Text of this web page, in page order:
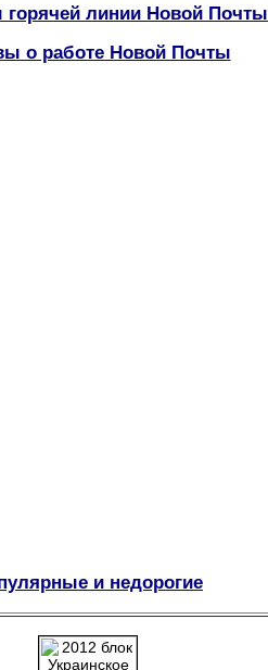
линии Новой Почты
о работе Новой Почты
и недорогие